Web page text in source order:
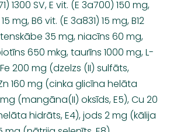
1300 SV, E vit. (E 3a700) 150 mg,
mg, B6 vit. (E 3a831) 15 mg, B12
35 mg, niacīns 60 mg,
650 mkg, taurīns 1000 mg, L-
200 mg (dzelzs (II) sulfāts,
160 mg (cinka glicīna helāta
mg (mangāna(II) oksīds, E5), Cu 20
hidrāts, E4), jods 2 mg (kālija